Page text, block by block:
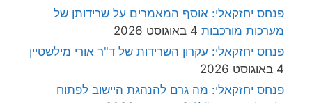
פנחס יחזקאלי: אוסף המאמרים על שרידותן של
מערכות מורכבות 4 באוגוסט 2026
פנחס יחזקאלי: עקרון השרידות של ד"ר אורי מילשטיין
4 באוגוסט 2026
פנחס יחזקאלי: מה גרם להנהגת היישוב לפתוח